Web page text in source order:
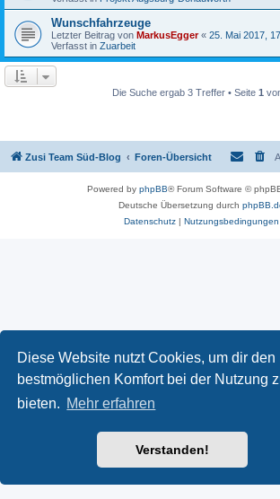
Diese Website nutzt Cookies, um dir den
bestmöglichen Komfort bei der Nutzung
bieten. Mehr erfahren
Verstanden!
Wunschfahrzeuge
Letzter Beitrag von MarkusEgger« 25. Mai 2017,
Verfasst in Zuarbeit
Die Suche ergab 3 Treffer • Seite 1
Zusi Team Süd-Blog Foren-Übersicht
Powered by phpBB® Forum Software ©
Deutsche Übersetzung durch
Datenschutz| Nutzungsbedingungen